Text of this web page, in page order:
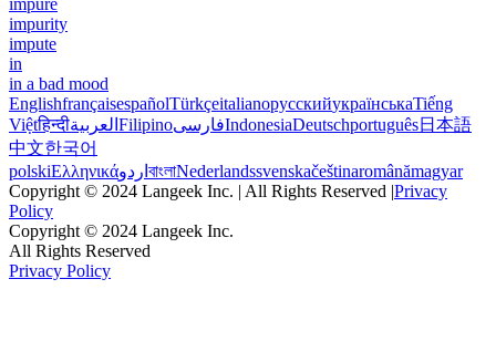
impure
impurity
impute
in
in a bad mood
EnglishfrançaisespañolTürkçeitalianoрусскийукраїнськаTiếng
Việtहिन्दीالعربية FilipinoفارسیIndonesiaDeutschportuguês日本語
中文한국어
polskiΕλληνικάاردو বাংলাNederlandssvenskačeštinaromânămagyar
Copyright © 2024 Langeek Inc. | All Rights Reserved |Privacy
Policy
Copyright © 2024 Langeek Inc.
All Rights Reserved
Privacy Policy